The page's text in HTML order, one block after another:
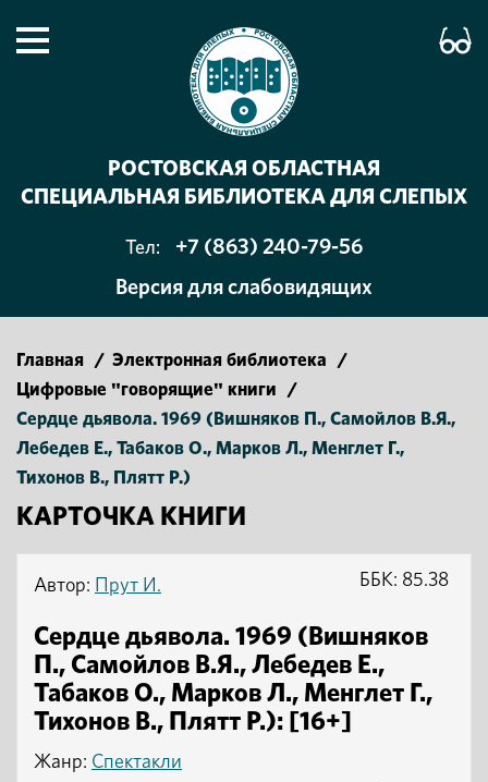
РОСТОВСКАЯ ОБЛАСТНАЯ
СПЕЦИАЛЬНАЯ БИБЛИОТЕКА ДЛЯ СЛЕПЫХ
Тел:
+7 (863) 240-79-56
Версия для слабовидящих
Главная / Электронная библиотека
/
Цифровые "говорящие" книги
/
Сердце дьявола. 1969 (Вишняков П., Самойлов В.Я.,
Лебедев Е., Табаков О., Марков Л., Менглет Г.,
Тихонов В., Плятт Р.)
КАРТОЧКА КНИГИ
Автор: Прут И.
Сердце дьявола. 1969 (Вишняков
П., Самойлов В.Я., Лебедев Е.,
Табаков О., Марков Л., Менглет Г.,
Тихонов В., Плятт Р.): [16+]
Жанр: Спектакли
ББК: 85.38